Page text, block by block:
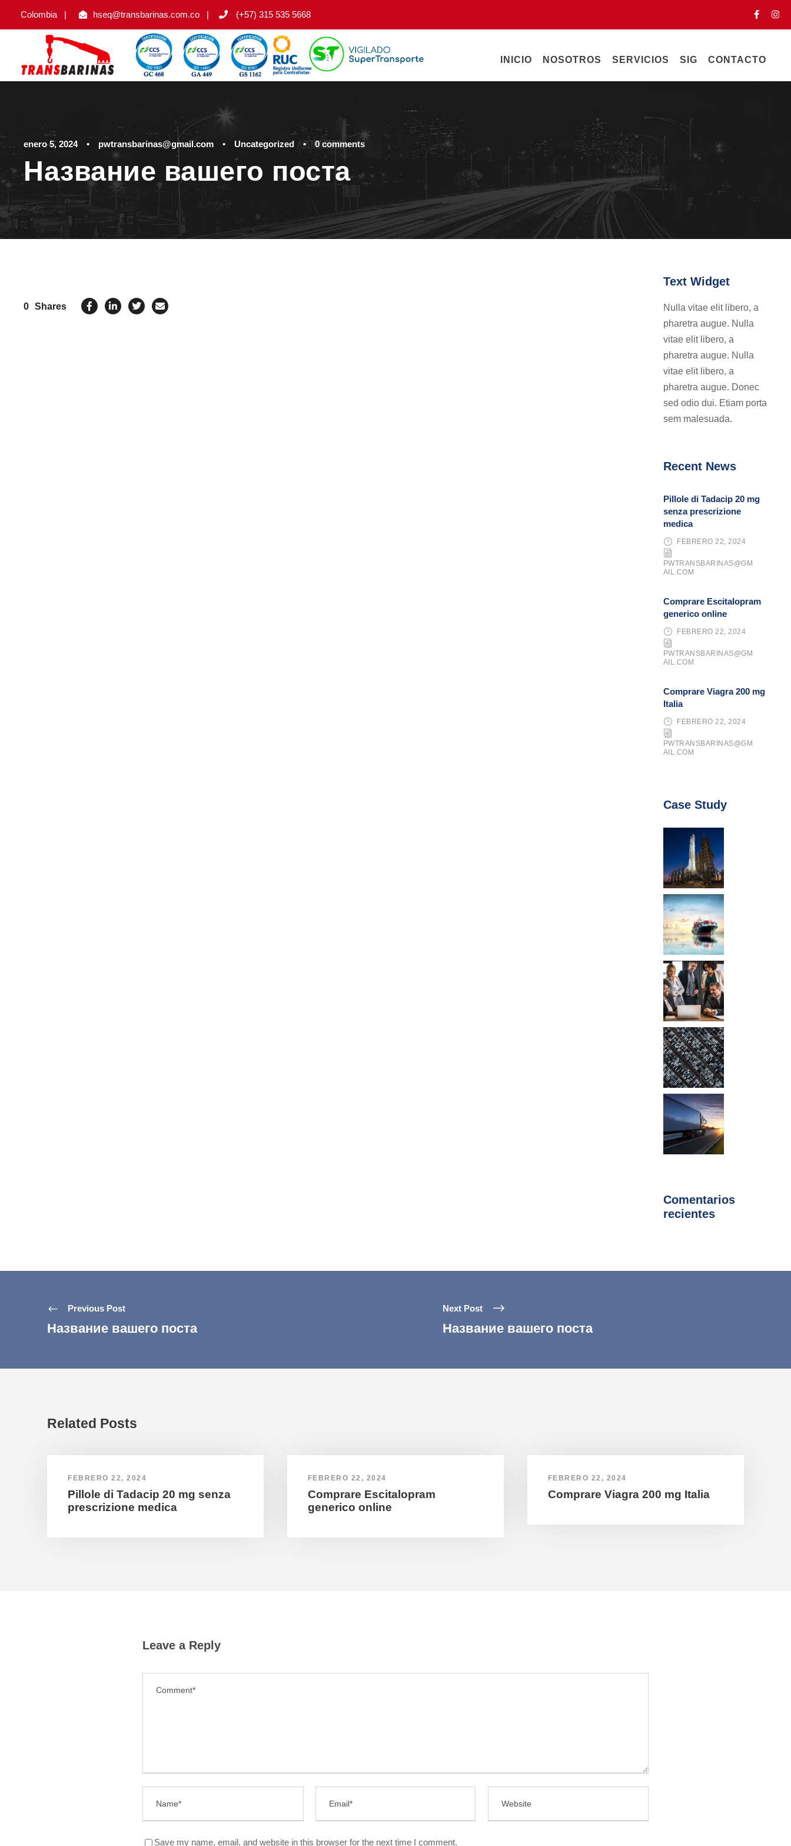
Colombia | hseq@transbarinas.com.co | (+57) 315 535 5668
INICIO NOSOTROS SERVICIOS SIG CONTACTO
enero 5, 2024 • pwtransbarinas@gmail.com • Uncategorized • 0 comments
Название вашего поста
0 Shares
Text Widget
Nulla vitae elit libero, a
pharetra augue. Nulla
vitae elit libero, a
pharetra augue. Nulla
vitae elit libero, a
pharetra augue. Donec
sed odio dui. Etiam porta
sem malesuada.
Recent News
Pillole di Tadacip 20 mg
senza prescrizione
medica
FEBRERO 22, 2024
PWTRANSBARINAS@GM
AIL.COM
Comprare Escitalopram
generico online
FEBRERO 22, 2024
PWTRANSBARINAS@GM
AIL.COM
Comprare Viagra 200 mg
Italia
FEBRERO 22, 2024
PWTRANSBARINAS@GM
AIL.COM
Case Study
Comentarios
recientes
Previous Post
Название вашего поста
Next Post
Название вашего поста
Related Posts
FEBRERO 22, 2024
Pillole di Tadacip 20 mg senza
prescrizione medica
FEBRERO 22, 2024
Comprare Escitalopram
generico online
FEBRERO 22, 2024
Comprare Viagra 200 mg Italia
Leave a Reply
Save my name, email, and website in this browser for the next time I comment.